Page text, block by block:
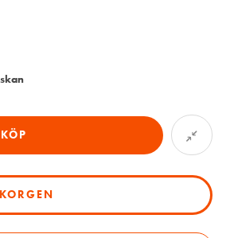
KÖP